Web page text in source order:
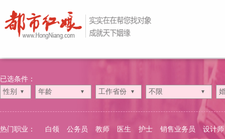
已选条件：
性别
年龄 工作省份 不限
热门职业： 白领 公务员 教师 医生 护士 销售业务员 设计师